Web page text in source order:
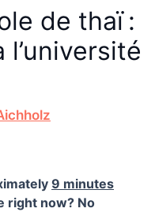
de thaï :
9 minutes
right now? No